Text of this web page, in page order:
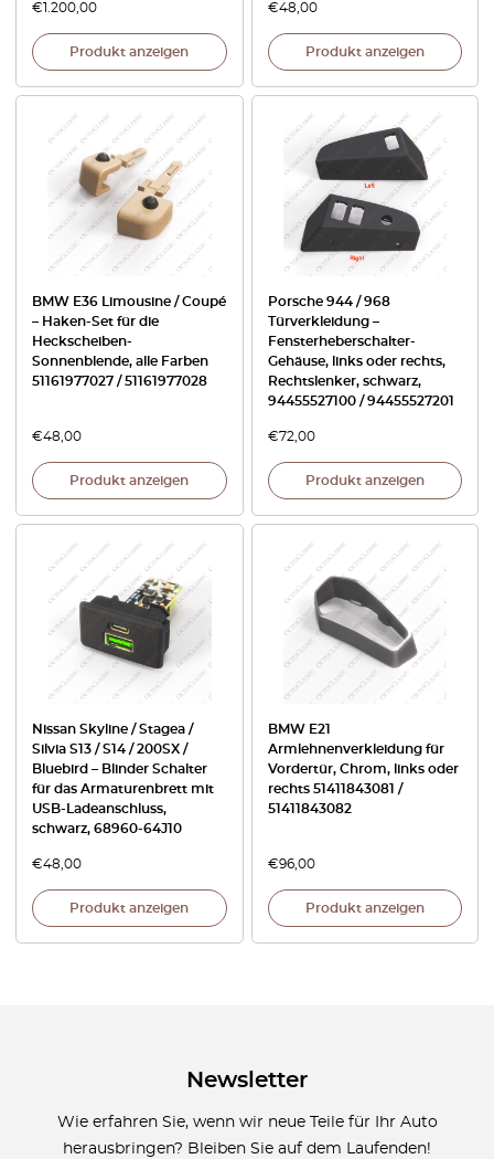
€ 1.200,00
Produkt anzeigen
€48,00
Produkt anzeigen
BMW E36 Limousine / Coupé
– Haken-Set für die
Heckscheiben-
Sonnenblende, alle Farben
51161977027 / 51161977028
€48,00
Produkt anzeigen
Porsche 944 / 968
Türverkleidung –
Fensterheberschalter-
Gehäuse, links oder rechts,
Rechtslenker, schwarz,
94455527100 / 94455527201
€72,00
Produkt anzeigen
Nissan Skyline / Stagea /
Silvia S13 / S14 / 200SX /
Bluebird – Blinder Schalter
für das Armaturenbrett mit
USB-Ladeanschluss,
schwarz, 68960-64J10
€48,00
Produkt anzeigen
BMW E21
Armlehnenverkleidung für
Vordertür, Chrom, links oder
rechts 51411843081 /
51411843082
€96,00
Produkt anzeigen
Newsletter
Wie erfahren Sie, wenn wir neue Teile für Ihr Auto
herausbringen? Bleiben Sie auf dem Laufenden!